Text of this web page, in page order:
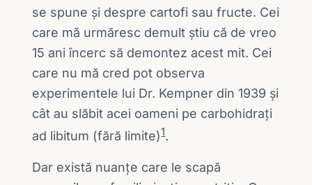
se spune și despre cartofi sau fructe. Cei
care mă urmăresc demult știu că de vreo
15 ani încerc să demontez acest mit. Cei
care nu mă cred pot observa
experimentele lui Dr. Kempner din 1939 și
cât au slăbit acei oameni pe carbohidrați
ad libitum (fără limite)1.
Dar există nuanțe care le scapă